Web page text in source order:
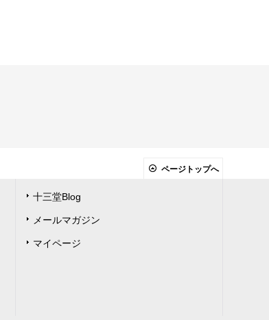
ページトップへ
十三堂Blog
メールマガジン
マイページ